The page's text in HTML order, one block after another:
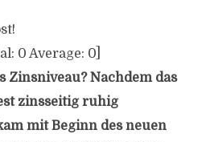
0 Average: 0]
Zinsniveau? Nachdem das
zinsseitig ruhig
mit Beginn des neuen